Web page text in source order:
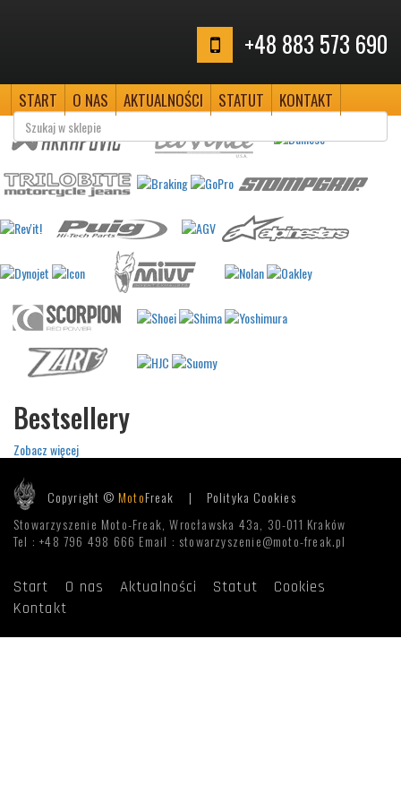
+48 883 573 690
START O NAS AKTUALNOŚCI STATUT KONTAKT
Bestsellery
Zobacz więcej
Copyright ©MotoFreak | Polityka Cookies
Stowarzyszenie Moto-Freak, Wrocławska 43a, 30-011 Kraków
Tel : +48 796 498 666 Email : stowarzyszenie@moto-freak.pl
Start O nas Aktualności Statut
Cookies
Kontakt